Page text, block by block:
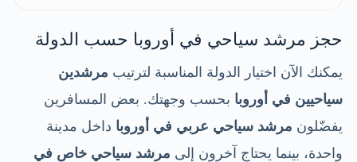
حجز مرشد سياحي في أوروبا حسب الدولة
يمكنك الآن اختيار الدولة المناسبة لترتيب مرشدين
سياحيين في أوروبا بحسب وجهتك. بعض المسافرين
يفضّلون مرشد سياحي عربي في أوروبا داخل مدينة
واحدة، بينما يحتاج آخرون إلى مرشد سياحي خاص في